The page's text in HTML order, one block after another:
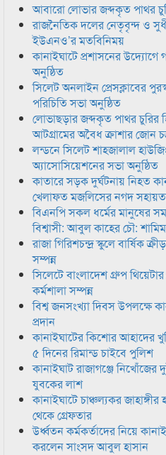
আবারো লোভার জব্দকৃত পাথর
রাজনৈতিক দলের নেতৃবৃন্দ ও
ইউএনও’র মতবিনিময়
কানাইঘাটে প্রশাসনের
অনুষ্ঠিত
সিলেট অনলাইন প্রেসক্লাবের
পরিচিতি সভা অনুষ্ঠিত
লোভাছড়ার জব্দকৃত পাথর চুরির
আটগ্রামের অবৈধ ক্রাশার জোন
লন্ডনে সিলেট শাহজালাল
অ্যাসোসিয়েশনের সভা অনুষ্ঠিত
কাতারে সড়ক দুর্ঘটনায় নিহত
খেলাফত মজলিসের নগদ
বিএনপি সকল ধর্মের মানুষের
বিশ্বাসী: আবুল কাহের চৌ: শামিম
রাজা গিরিশচন্দ্র স্কুলে বার্ষিক
সম্পন্ন
সিলেটে বাংলাদেশ গ্রুপ
কর্মশালা সম্পন্ন
বিশ্ব জনসংখ্যা দিবস উপলক্ষে
প্রদান
কানাইঘাটের কিশোর আহাদের
৫ দিনের রিমান্ড চাইবে পুলিশ
কানাইঘাট রাজাগঞ্জে
যুবকের লাশ
কানাইঘাটে চাঞ্চল্যকর
থেকে গ্রেফতার
উর্ধ্বতন কর্মকর্তাদের নিয়ে
করলেন সাংসদ আবুল হাসান